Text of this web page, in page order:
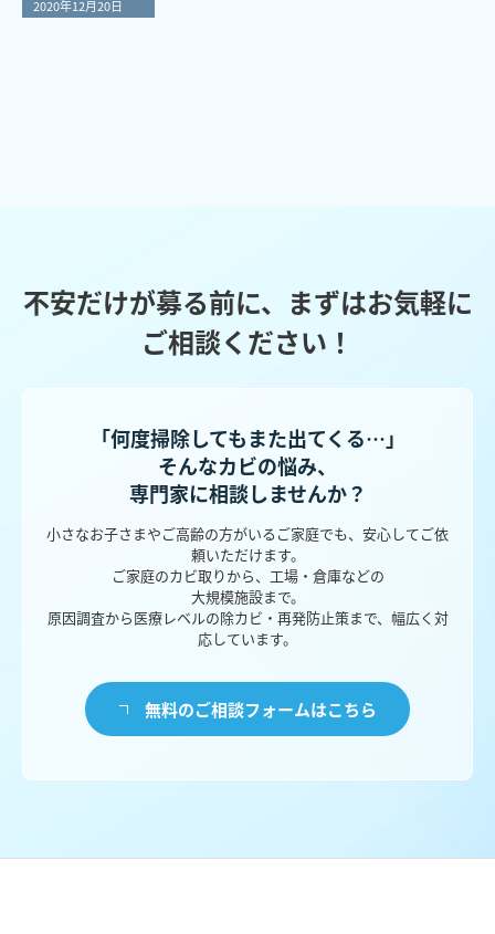
2020年12月20日
不安だけが募る前に、まずはお気軽に
ご相談ください！
「何度掃除してもまた出てくる…」
そんなカビの悩み、
専門家に相談しませんか？
小さなお子さまやご高齢の方がいるご家庭でも、安心してご依
頼いただけます。
ご家庭のカビ取りから、工場・倉庫などの
大規模施設まで。
原因調査から医療レベルの除カビ・再発防止策まで、幅広く対
応しています。
無料のご相談フォームはこちら